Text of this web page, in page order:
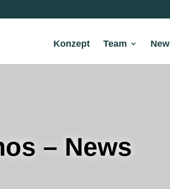
Konzept Team
– News